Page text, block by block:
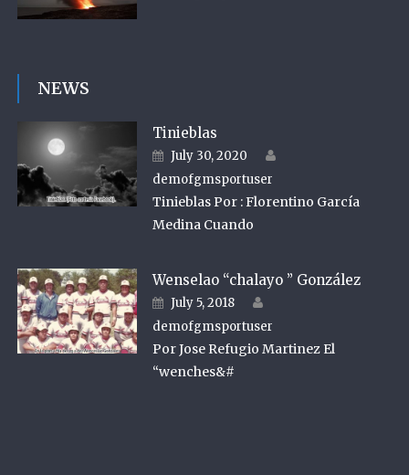
NEWS
Tinieblas
Posted on
July 30, 2020
demofgmsportuser
Tinieblas Por : Florentino García
Medina Cuando
Wenselao “chalayo ” González
Posted on
July 5, 2018
demofgmsportuser
Por Jose Refugio Martinez El
“wenches&#